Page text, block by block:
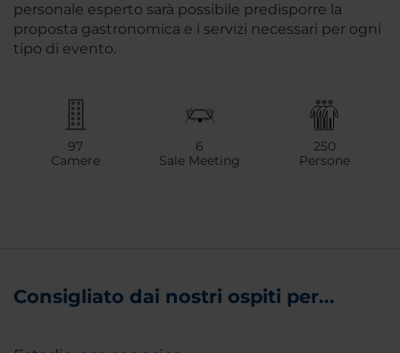
personale esperto sarà possibile predisporre la
proposta gastronomica e i servizi necessari per ogni
tipo di evento.
97
Camere
6
Sale Meeting
250
Persone
Consigliato dai nostri ospiti per...